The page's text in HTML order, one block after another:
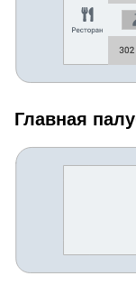
Главная